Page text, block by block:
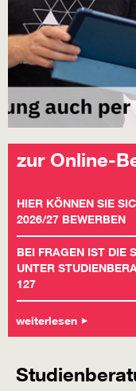
zur Online-
HIER KÖNNEN SIE
2026/27 BEWERBEN
BEI FRAGEN IST DIE
UNTER
127
weiterlesen